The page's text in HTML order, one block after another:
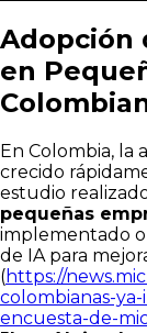
Adopción
en
En Colombia, la
crecido
estudio
pequeñas
implementado
de IA para
(https://
colombianas-
encuesta-de-